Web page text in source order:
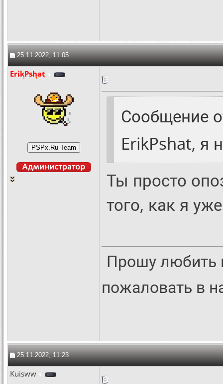
25.11.2022, 11:05
ErikPshat
Сообщение
ErikPshat, я
Ты просто
того, как я
Прошу
пожаловать в
25.11.2022, 11:23
Kuisww